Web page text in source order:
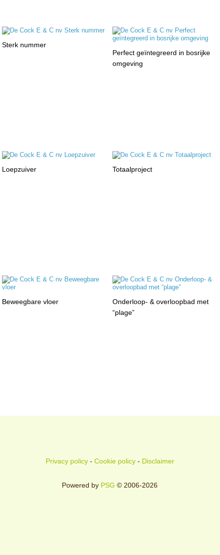
Sterk nummer
Perfect geïntegreerd in bosrijke
omgeving
Loepzuiver Totaalproject
Beweegbare vloer
Onderloop- & overloopbad met
“plage”
Privacy policy- Cookie policy- Disclaimer
Powered by PSG © 2006-2026